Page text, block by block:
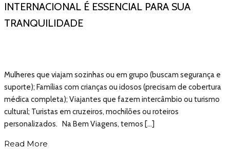
INTERNACIONAL É ESSENCIAL PARA SUA
TRANQUILIDADE
Mulheres que viajam sozinhas ou em grupo (buscam segurança e
suporte); Famílias com crianças ou idosos (precisam de cobertura
médica completa); Viajantes que fazem intercâmbio ou turismo
cultural; Turistas em cruzeiros, mochilões ou roteiros
personalizados. Na Bem Viagens, temos […]
Read More